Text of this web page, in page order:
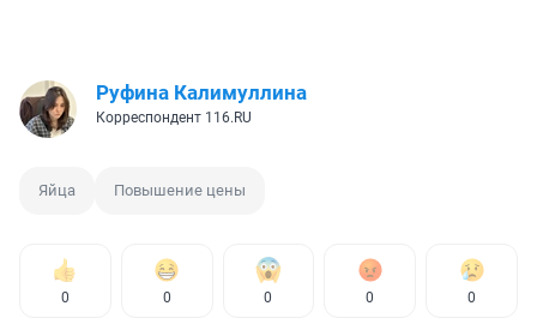
Руфина Калимуллина
Корреспондент 116.RU
Яйца Повышение цены
0 0 0 0 0